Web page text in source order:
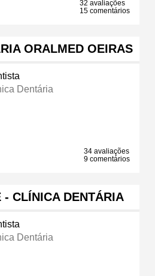
32 avaliações
15 comentários
ORALMED OEIRAS
Dentária
34 avaliações
9 comentários
- CLÍNICA DENTÁRIA
Dentária